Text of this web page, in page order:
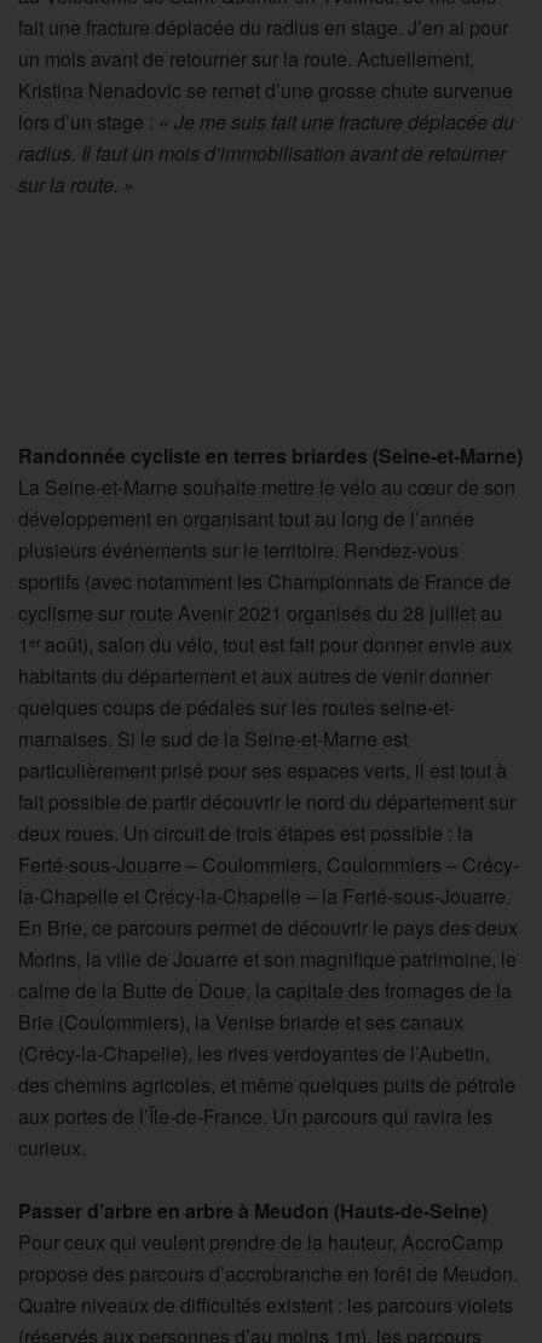
fait une fracture déplacée du radius en stage. J’en ai pour
un mois avant de retourner sur la route. Actuellement,
Kristina Nenadovic se remet d’une grosse chute survenue
lors d’un stage : « Je me suis fait une fracture déplacée du
radius. Il faut un mois d’immobilisation avant de retourner
sur la route. »
Randonnée cycliste en terres briardes (Seine-et-Marne)
La Seine-et-Marne souhaite mettre le vélo au cœur de son
développement en organisant tout au long de l’année
plusieurs événements sur le territoire. Rendez-vous
sportifs (avec notamment les Championnats de France de
cyclisme sur route Avenir 2021 organisés du 28 juillet au
1 er août), salon du vélo, tout est fait pour donner envie aux
habitants du département et aux autres de venir donner
quelques coups de pédales sur les routes seine-et-
marnaises. Si le sud de la Seine-et-Marne est
particulièrement prisé pour ses espaces verts, il est tout à
fait possible de partir découvrir le nord du département sur
deux roues. Un circuit de trois étapes est possible : la
Ferté-sous-Jouarre – Coulommiers, Coulommiers – Crécy-
la-Chapelle et Crécy-la-Chapelle – la Ferté-sous-Jouarre.
En Brie, ce parcours permet de découvrir le pays des deux
Morins, la ville de Jouarre et son magnifique patrimoine, le
calme de la Butte de Doue, la capitale des fromages de la
Brie (Coulommiers), la Venise briarde et ses canaux
(Crécy-la-Chapelle), les rives verdoyantes de l’Aubetin,
des chemins agricoles, et même quelques puits de pétrole
aux portes de l’Île-de-France. Un parcours qui ravira les
curieux.
Passer d’arbre en arbre à Meudon (Hauts-de-Seine)
Pour ceux qui veulent prendre de la hauteur, AccroCamp
propose des parcours d’accrobranche en forêt de Meudon.
Quatre niveaux de difficultés existent : les parcours violets
(réservés aux personnes d’au moins 1m), les parcours